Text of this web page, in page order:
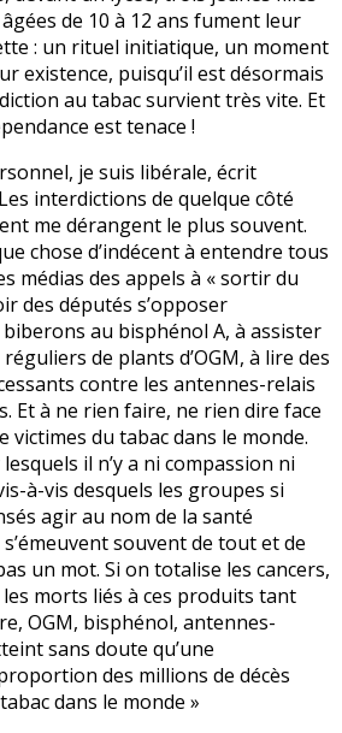
de 10 à 12 ans fument leur
: un rituel initiatique, un moment
existence, puisqu’il est désormais
au tabac survient très vite. Et
est tenace !
je suis libérale, écrit
interdictions de quelque côté
me dérangent le plus souvent.
chose d’indécent à entendre tous
médias des appels à « sortir du
des députés s’opposer
au bisphénol A, à assister
de plants d’OGM, à lire des
contre les antennes-relais
Et à ne rien faire, ne rien dire face
victimes du tabac dans le monde.
il n’y a ni compassion ni
à-vis desquels les groupes si
agir au nom de la santé
souvent de tout et de
un mot. Si on totalise les cancers,
morts liés à ces produits tant
OGM, bisphénol, antennes-
sans doute qu’une
des millions de décès
dans le monde »